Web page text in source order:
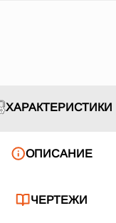
ХАРАКТЕРИСТИКИ
ОПИСАНИЕ
ЧЕРТЕЖИ